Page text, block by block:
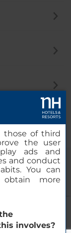
Santa Engracia
those of third
the user
ads and
and conduct
You can
more
involves?